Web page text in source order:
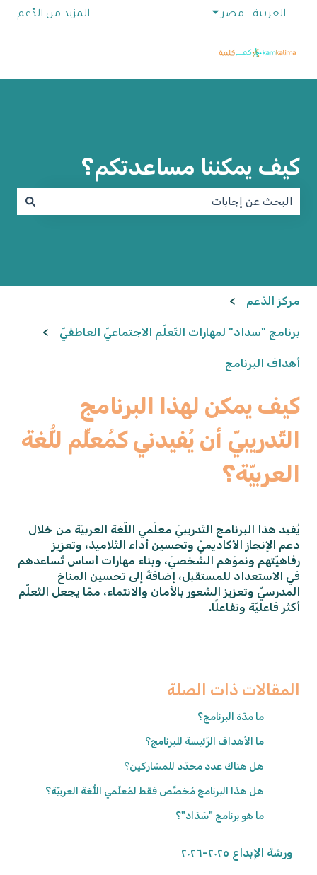
العربية - مصر إظهار القائمة الفرعية للترجماتالمزيد من الدّعم
كيف يمكننا مساعدتكم؟
مركز الدّعم
برنامج "سداد" لمهارات التّعلّم الاجتماعيّ العاطفيّ
أهداف البرنامج
كيف يمكن لهذا البرنامج
التّدريبيّ أن يُفيدني كمُعلِّم للُّغة
العربيّة؟
يُفيد هذا البرنامج التّدريبيّ معلّمي اللّغة العربيّة من خلال
دعم الإنجاز الأكاديميّ وتحسين أداء التّلاميذ، وتعزيز
رفاهيّتهم ونموّهم الشّخصيّ، وبناء مهارات أساس تُساعدهم
في الاستعداد للمستقبل، إضافةً إلى تحسين المناخ
المدرسيّ وتعزيز الشّعور بالأمان والانتماء، ممّا يجعل التّعلّم
أكثر فاعليّة وتفاعلًا.
المقالات ذات الصلة
ما مدّة البرنامج؟
ما الأهداف الرّئيسة للبرنامج؟
هل هناك عدد محدّد للمشاركين؟
هل هذا البرنامج مُخصَّص فقط لمُعلِّمي اللُّغة العربيّة؟
ما هو برنامج "سَدَاد"؟
ورشة الإبداع ٢٠٢٥-٢٠٢٦